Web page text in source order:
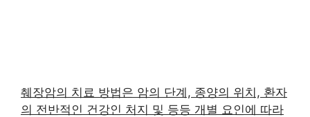
췌장암의 치료 방법은 암의 단계, 종양의 위치, 환자
의 전반적인 건강인 처지 및 등등 개별 요인에 따라